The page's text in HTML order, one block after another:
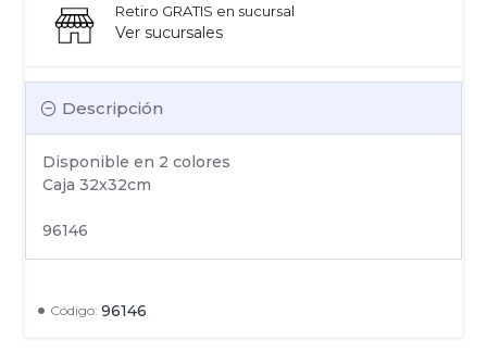
Código: 96146
Descripción
Disponible en 2 colores
Caja 32x32cm
96146
Retiro GRATIS en sucursal
Ver sucursales